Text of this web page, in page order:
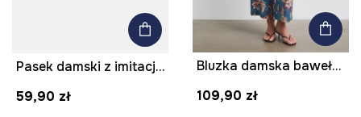
Pasek damski z imitacji skóry kolor czarny
59,90 zł
Bluzka damska bawełniana z motywem roślinnym
109,90 zł